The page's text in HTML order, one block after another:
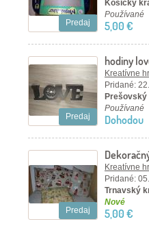
Predaj
Košický
Používané
5,00 €
Predaj
hodiny
Kreatívne
Pridané:
Používané
Dohodou
Predaj
Kreatívne
Pridané:
Trnavský
Nové
5,00 €